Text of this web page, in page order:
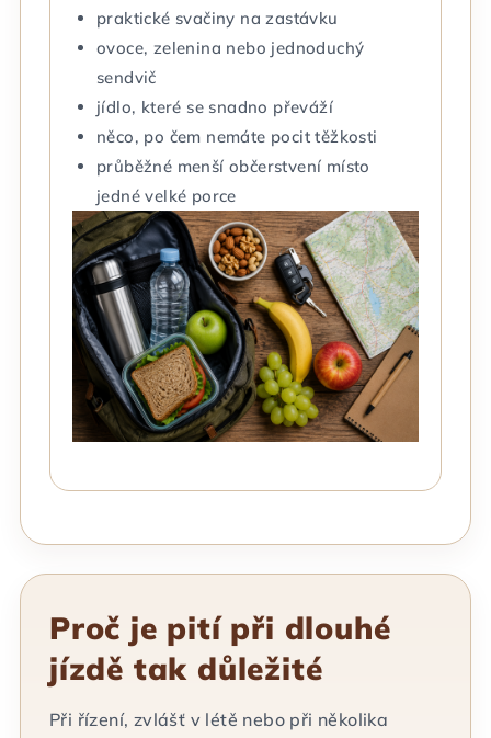
praktické svačiny na zastávku
ovoce, zelenina nebo jednoduchý
sendvič
jídlo, které se snadno převáží
něco, po čem nemáte pocit těžkosti
průběžné menší občerstvení místo
jedné velké porce
Proč je pití při dlouhé
jízdě tak důležité
Při řízení, zvlášť v létě nebo při několika